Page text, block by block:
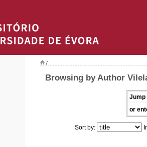
/
Browsing by Author
Jump
or
Sort by: